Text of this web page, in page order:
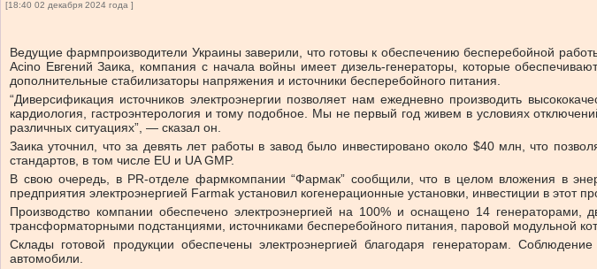
[18:40 02 декабря 2024 года ]
Ведущие фармпроизводители Украины заверили, что готовы к обеспечению бесперебойной
Acino Евгений Заика, компания с начала войны имеет дизель-генераторы, которые
дополнительные стабилизаторы напряжения и источники бесперебойного питания.
“Диверсификация источников электроэнергии позволяет нам ежедневно производить
кардиология, гастроэнтерология и тому подобное. Мы не первый год живем в условиях
различных ситуациях”, — сказал он.
Заика уточнил, что за девять лет работы в завод было инвестировано около $40 млн, что
стандартов, в том числе EU и UA GMP.
В свою очередь, в PR-отделе фармкомпании “Фармак” сообщили, что в целом вложения в
предприятия электроэнергией Farmak установил когенерационные установки, инвестиции в этот
Производство компании обеспечено электроэнергией на 100% и оснащено 14
трансформаторными подстанциями, источниками бесперебойного питания, паровой модульной
Cклады готовой продукции обеспечены электроэнергией благодаря генераторам.
автомобили.